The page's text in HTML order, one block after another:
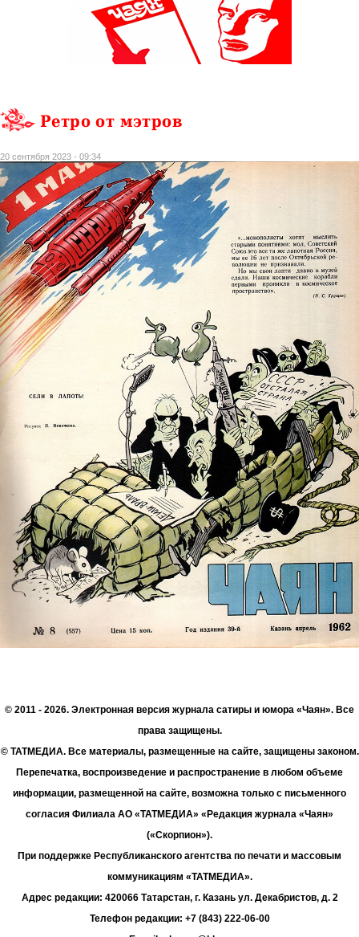
Ретро от мэтров
20 сентября 2023 - 09:34
© 2011 - 2026. Электронная версия журнала сатиры и юмора «Чаян». Все
права защищены.
© ТАТМЕДИА. Все материалы, размещенные на сайте, защищены законом.
Перепечатка, воспроизведение и распространение в любом объеме
информации, размещенной на сайте, возможна только с письменного
согласия Филиала АО «ТАТМЕДИА» «Редакция журнала «Чаян»
(«Скорпион»).
При поддержке Республиканского агентства по печати и массовым
коммуникациям «ТАТМЕДИА».
Адрес редакции: 420066 Татарстан, г. Казань ул. Декабристов, д. 2
Телефон редакции: +7 (843) 222-06-00